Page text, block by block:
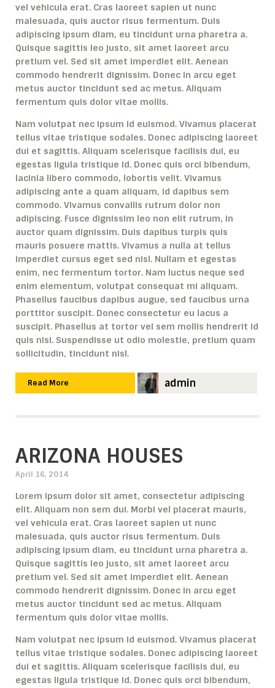
vel vehicula erat. Cras laoreet sapien ut nunc
malesuada, quis auctor risus fermentum. Duis
adipiscing ipsum diam, eu tincidunt urna pharetra a.
Quisque sagittis leo justo, sit amet laoreet arcu
pretium vel. Sed sit amet imperdiet elit. Aenean
commodo hendrerit dignissim. Donec in arcu eget
metus auctor tincidunt sed ac metus. Aliquam
fermentum quis dolor vitae mollis.
Nam volutpat nec ipsum id euismod. Vivamus placerat
tellus vitae tristique sodales. Donec adipiscing laoreet
dui et sagittis. Aliquam scelerisque facilisis dui, eu
egestas ligula tristique id. Donec quis orci bibendum,
lacinia libero commodo, lobortis velit. Vivamus
adipiscing ante a quam aliquam, id dapibus sem
commodo. Vivamus convallis rutrum dolor non
adipiscing. Fusce dignissim leo non elit rutrum, in
auctor quam dignissim. Duis dapibus turpis quis
mauris posuere mattis. Vivamus a nulla at tellus
imperdiet cursus eget sed nisl. Nullam et egestas
enim, nec fermentum tortor. Nam luctus neque sed
enim elementum, volutpat consequat mi aliquam.
Phasellus faucibus dapibus augue, sed faucibus urna
porttitor suscipit. Donec consectetur eu lacus a
suscipit. Phasellus at tortor vel sem mollis hendrerit id
quis nisi. Suspendisse ut odio molestie, pretium quam
sollicitudin, tincidunt nisl.
Read More admin
ARIZONA HOUSES
April 16, 2014
Lorem ipsum dolor sit amet, consectetur adipiscing
elit. Aliquam non sem dui. Morbi vel placerat mauris,
vel vehicula erat. Cras laoreet sapien ut nunc
malesuada, quis auctor risus fermentum. Duis
adipiscing ipsum diam, eu tincidunt urna pharetra a.
Quisque sagittis leo justo, sit amet laoreet arcu
pretium vel. Sed sit amet imperdiet elit. Aenean
commodo hendrerit dignissim. Donec in arcu eget
metus auctor tincidunt sed ac metus. Aliquam
fermentum quis dolor vitae mollis.
Nam volutpat nec ipsum id euismod. Vivamus placerat
tellus vitae tristique sodales. Donec adipiscing laoreet
dui et sagittis. Aliquam scelerisque facilisis dui, eu
egestas ligula tristique id. Donec quis orci bibendum,